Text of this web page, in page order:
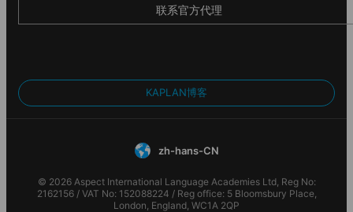
联系官方代理
KAPLAN博客
zh-hans-CN
© 2026 Aspect International Language Academies Ltd, Reg No:
2162156 / VAT No: 152088224 / Reg office: 5 Bloomsbury Place,
London, England, WC1A 2QP